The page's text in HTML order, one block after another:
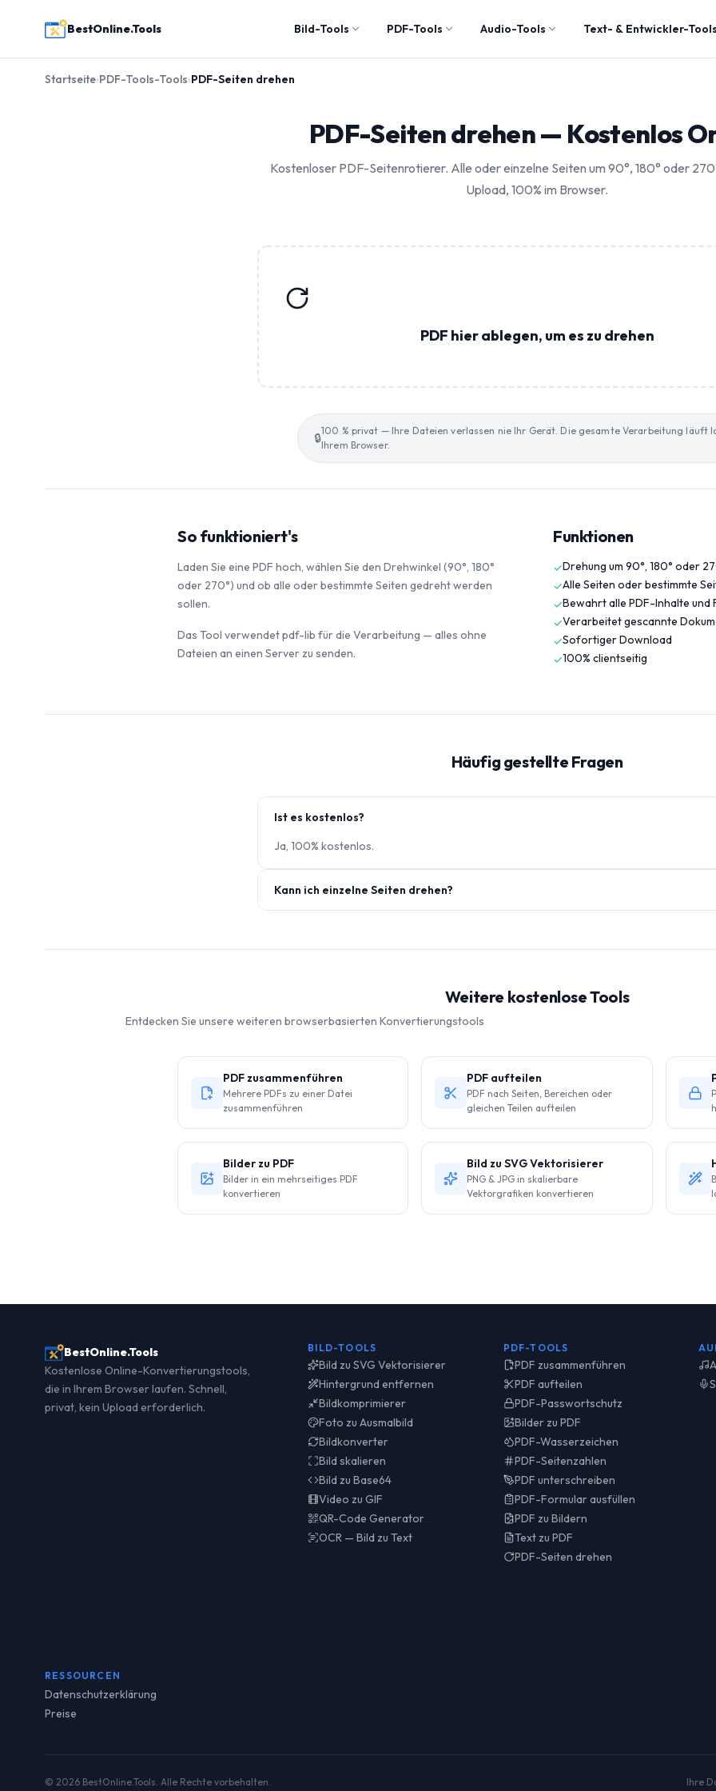
BestOnline.Tools Bild-Tools PDF-Tools Audio-Tools Text- & Entwickler-
Startseite›PDF-Tools-Tools›PDF-Seiten drehen
PDF-Seiten drehen — Kostenlos
Kostenloser PDF-Seitenrotierer. Alle oder einzelne Seiten um 90°, 180° oder
Upload, 100% im Browser.
PDF hier ablegen, um es zu drehen
🔒100 % privat — Ihre Dateien verlassen nie Ihr Gerät. Die gesamte Verarbeitung läuft
Ihrem Browser.
So funktioniert's
Laden Sie eine PDF hoch, wählen Sie den Drehwinkel (90°, 180°
oder 270°) und ob alle oder bestimmte Seiten gedreht werden
sollen.
Das Tool verwendet pdf-lib für die Verarbeitung — alles ohne
Dateien an einen Server zu senden.
Funktionen
✓Drehung um 90°, 180° oder
✓Alle Seiten oder bestimmte
✓Bewahrt alle PDF-Inhalte und
✓Verarbeitet gescannte
✓Sofortiger Download
✓100% clientseitig
Häufig gestellte Fragen
Ist es kostenlos?
Ja, 100% kostenlos.
Kann ich einzelne Seiten drehen?
Weitere kostenlose Tools
Entdecken Sie unsere weiteren browserbasierten Konvertierungstools
PDF zusammenführen
Mehrere PDFs zu einer Datei
zusammenführen
PDF aufteilen
PDF nach Seiten, Bereichen oder
gleichen Teilen aufteilen
Bilder zu PDF
Bilder in ein mehrseitiges PDF
konvertieren
Bild zu SVG Vektorisierer
PNG & JPG in skalierbare
Vektorgrafiken konvertieren
BestOnline.Tools
Kostenlose Online-Konvertierungstools,
die in Ihrem Browser laufen. Schnell,
privat, kein Upload erforderlich.
BILD-TOOLS
Bild zu SVG Vektorisierer
Hintergrund entfernen
Bildkomprimierer
Foto zu Ausmalbild
Bildkonverter
Bild skalieren
Bild zu Base64
Video zu GIF
QR-Code Generator
OCR — Bild zu Text
PDF-TOOLS
PDF zusammenführen
PDF aufteilen
PDF-Passwortschutz
Bilder zu PDF
PDF-Wasserzeichen
PDF-Seitenzahlen
PDF unterschreiben
PDF-Formular ausfüllen
PDF zu Bildern
Text zu PDF
PDF-Seiten drehen
RESSOURCEN
Datenschutzerklärung
Preise
© 2026 BestOnline.Tools. Alle Rechte vorbehalten. Ihre